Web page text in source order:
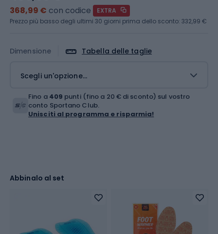
Dimensione Tabella delle taglie
Scegli un'opzione...
368,99 € con codice
EXTRA
Prezzo più basso degli ultimi 30 giorni prima dello sconto: 332,99 €
Fino a 409 punti (fino a 20 € di sconto) sul vostro
conto Sportano Club.
Unisciti al programma e risparmia!
Abbinalo al set